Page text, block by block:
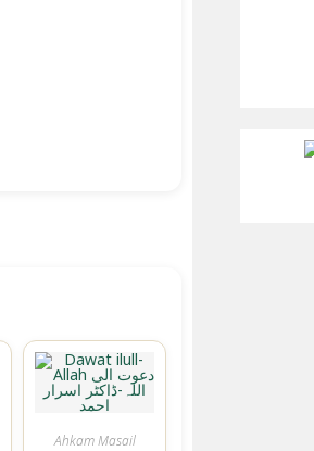
Ahkam Masail